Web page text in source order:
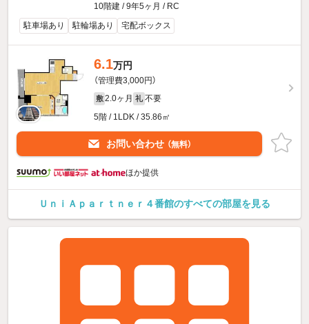
10階建 / 9年5ヶ月 / RC
駐車場あり
駐輪場あり 宅配ボックス
6.1万円
（管理費3,000円）
敷 2.0ヶ月 礼 不要
5階 / 1LDK / 35.86㎡
お問い合わせ （無料）
ほか提供
ＵｎｉＡｐａｒｔｎｅｒ４番館のすべての部屋を見る